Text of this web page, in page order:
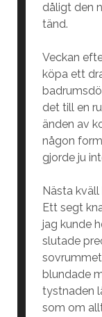
dåligt den
tänd.
Veckan
köpa ett
det till en
änden av
någon
gjorde ju
Nästa kväll
Ett segt
jag kunde
slutade
blundade
tystnaden
som om